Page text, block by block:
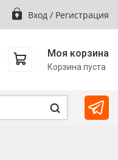
Вход / Регистрация
Моя корзина
Корзина пуста